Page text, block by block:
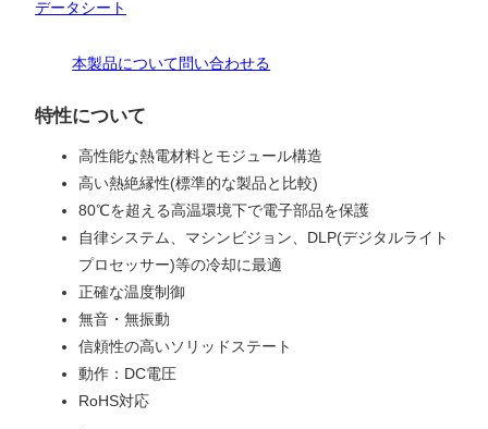
データシート
本製品について問い合わせる
特性について
高性能な熱電材料とモジュール構造
高い熱絶縁性(標準的な製品と比較)
80℃を超える高温環境下で電子部品を保護
自律システム、マシンビジョン、DLP(デジタルライト
プロセッサー)等の冷却に最適
正確な温度制御
無音・無振動
信頼性の高いソリッドステート
動作：DC電圧
RoHS対応